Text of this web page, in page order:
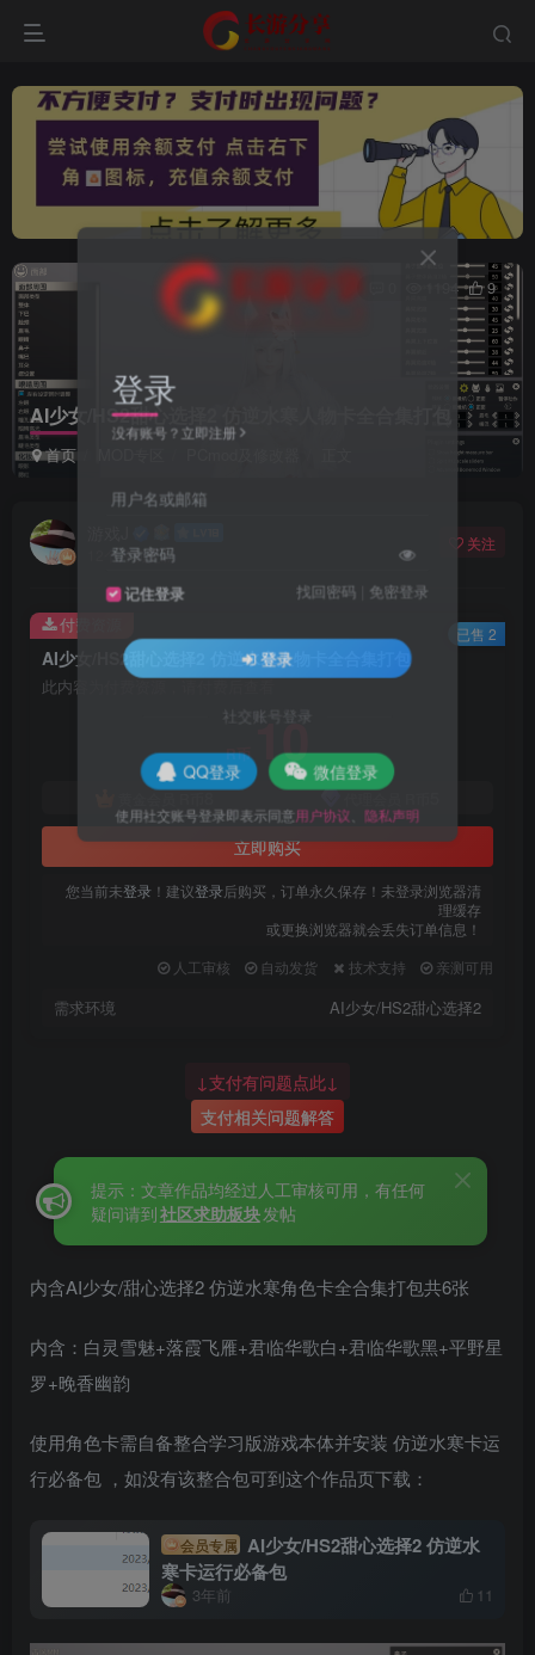
AI少女/HS2甜心选择2 仿逆水寒人物卡全合集打包
首页
1194 9
12个月前更新
关注
AI少女/HS2甜心选择2 仿逆水寒人物卡全合集打包
此内容为付费资源，请付费后查看
R币 10
8
立即购买
您当前未登录 ！建议登录后购买，订单永久保存！未登录浏览器清
理缓存
或更换浏览器就会丢失订单信息！
人工审核
自动发货 技术支持 亲测可用
需求环境 AI少女/HS2甜心选择2
付费资源 已售 2
↓支付有问题点此↓
支付相关问题解答
提示：文章作品均经过人工审核可用，有任何
疑问请到社区求助板块发帖
内含AI少女/甜心选择2 仿逆水寒角色卡全合集打包共6张
内含：白灵雪魅+落霞飞雁+君临华歌白+君临华歌黑+平野星
罗+晚香幽韵
使用角色卡需自备整合学习版游戏本体并安装 仿逆水寒卡运
行必备包 ，如没有该整合包可到这个作品页下载：
会员专属 AI少女/HS2甜心选择2 仿逆水
寒卡运行必备包
3年前 11
登录
没有账号？立即注册
用户名或邮箱
登录密码
记住登录 找回密码 |免密登录
登录
社交账号登录
QQ登录 微信登录
使用社交账号登录即表示同意用户协议 、隐私声明